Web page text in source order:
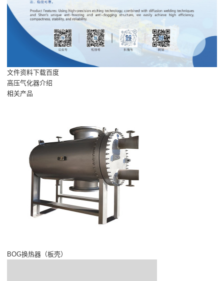
文件资料下载百度
高压气化器介绍
相关产品
BOG换热器（板壳）